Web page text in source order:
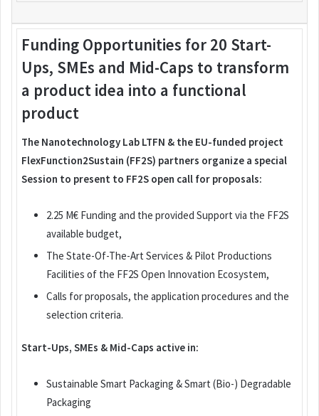
Funding Opportunities for 20 Start-
Ups, SMEs and Mid-Caps to transform
a product idea into a functional
product
The Nanotechnology Lab LTFN & the EU-funded project
FlexFunction2Sustain (FF2S) partners organize a special
Session to present to FF2S open call for proposals:
2.25 M€ Funding and the provided Support via the FF2S
available budget,
The State-Of-The-Art Services & Pilot Productions
Facilities of the FF2S Open Innovation Ecosystem,
Calls for proposals, the application procedures and the
selection criteria.
Start-Ups, SMEs & Mid-Caps active in:
Sustainable Smart Packaging & Smart (Bio-) Degradable
Packaging